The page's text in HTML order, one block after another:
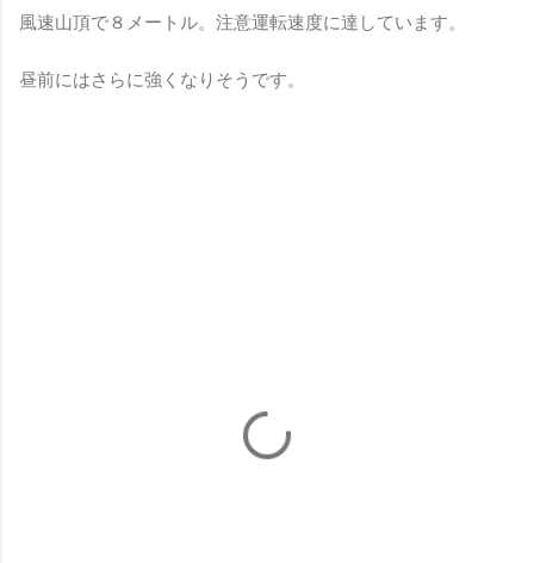
風速山頂で８メートル。注意運転速度に達しています。
昼前にはさらに強くなりそうです。